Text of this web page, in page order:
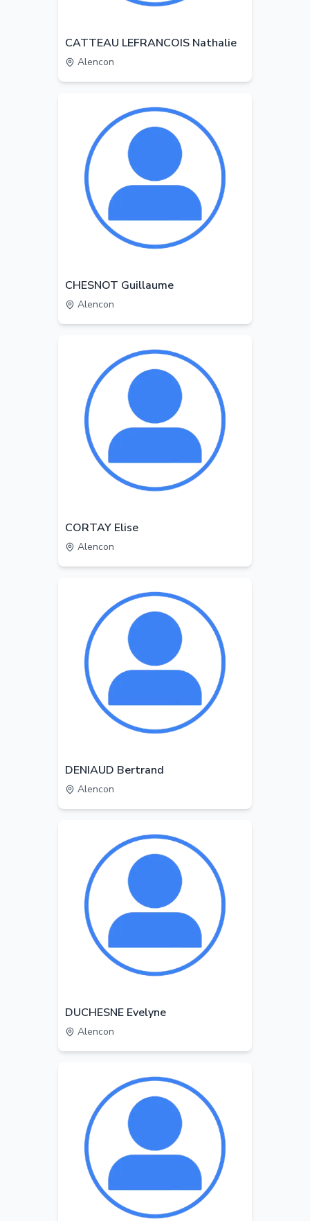
CATTEAU LEFRANCOIS Nathalie
Alencon
CHESNOT Guillaume
Alencon
CORTAY Elise
Alencon
DENIAUD Bertrand
Alencon
DUCHESNE Evelyne
Alencon